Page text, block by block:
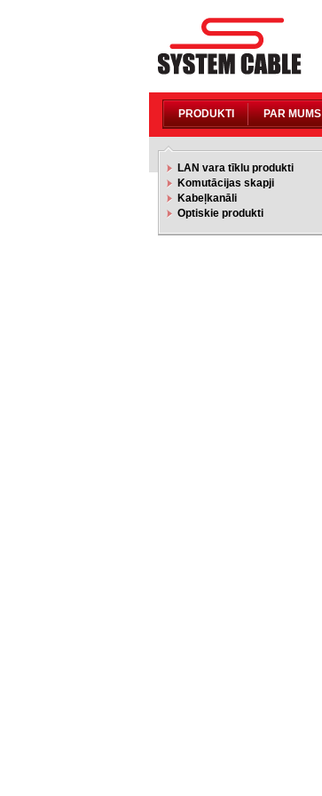
PRODUKTI PAR MUMS
LAN vara tīklu produkti
Komutācijas skapji
Kabeļkanāli
Optiskie produkti